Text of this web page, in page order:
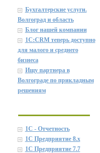
Бухгалтерские услуги.
Волгоград и область
Блог нашей компании
1C:CRM теперь доступно
для малого и среднего
бизнеса
Ищу партнера в
Волгограде по прикладным
решениям
1С - Отчетность
1С Предприятие 8.x
1С Предприятие 7.7